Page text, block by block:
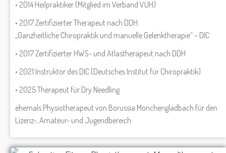
• 2014 Heilpraktiker (Mitglied im Verband VUH)
• 2017 Zertifizierter Therapeut nach DDH:
„Ganzheitliche Chiropraktik und manuelle Gelenktherapie“ – DIC
• 2017 Zertifizierter HWS- und Atlastherapeut nach DDH
• 2021 Instruktor des DIC (Deutsches Institut für Chiropraktik)
• 2025 Therapeut für Dry Needling
ehemals Physiotherapeut von Borussia Mönchengladbach für den
Lizenz-, Amateur- und Jugendbereich